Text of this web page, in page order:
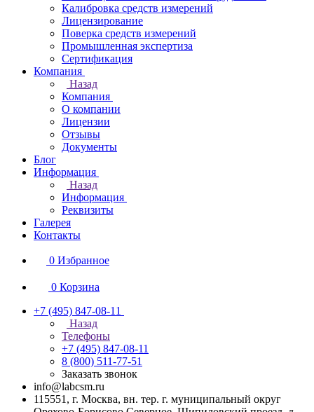
Калибровка средств измерений
Лицензирование
Поверка средств измерений
Промышленная экспертиза
Сертификация
Компания
Назад
Компания
О компании
Лицензии
Отзывы
Документы
Блог
Информация
Назад
Информация
Реквизиты
Галерея
Контакты
0 Избранное
0 Корзина
+7 (495) 847-08-11
Назад
Телефоны
+7 (495) 847-08-11
8 (800) 511-77-51
Заказать звонок
info@labcsm.ru
115551, г. Москва, вн. тер. г. муниципальный округ